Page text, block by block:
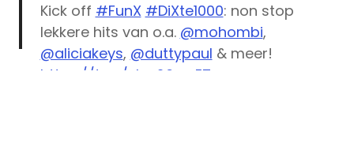
Kick off #FunX #DiXte1000: non stop
lekkere hits van o.a. @mohombi,
@aliciakeys, @duttypaul & meer!
https://t.co/shw26woE7y